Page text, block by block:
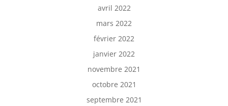
avril 2022
mars 2022
février 2022
janvier 2022
novembre 2021
octobre 2021
septembre 2021